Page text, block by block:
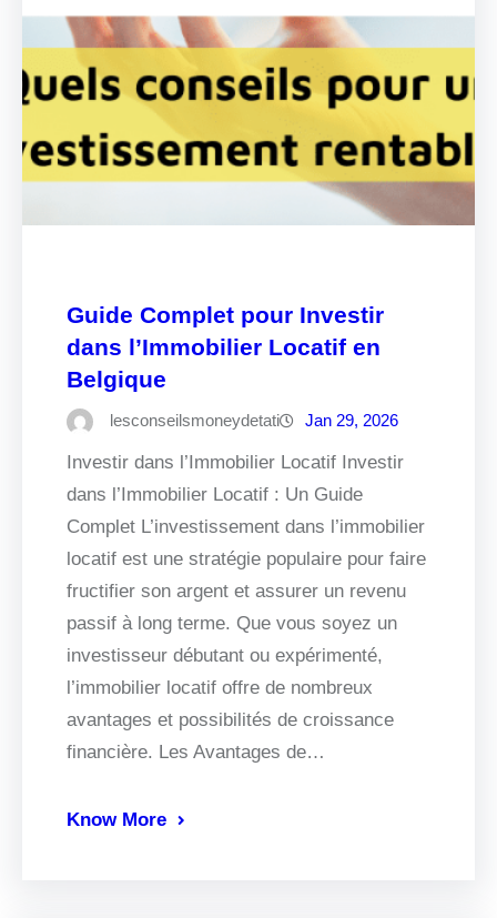
Guide Complet pour Investir
dans l’Immobilier Locatif en
Belgique
lesconseilsmoneydetati Jan 29, 2026
Investir dans l’Immobilier Locatif Investir
dans l’Immobilier Locatif : Un Guide
Complet L’investissement dans l’immobilier
locatif est une stratégie populaire pour faire
fructifier son argent et assurer un revenu
passif à long terme. Que vous soyez un
investisseur débutant ou expérimenté,
l’immobilier locatif offre de nombreux
avantages et possibilités de croissance
financière. Les Avantages de…
Know More